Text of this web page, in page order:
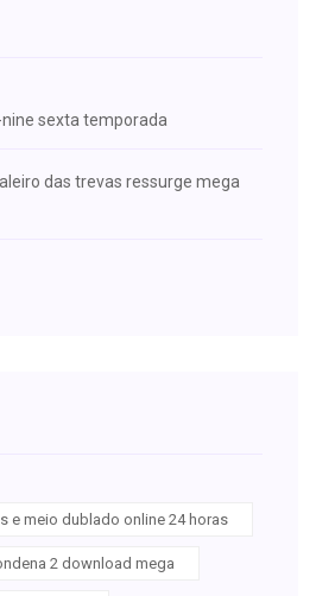
sexta temporada
das trevas ressurge mega
e meio dublado online 24 horas
2 download mega